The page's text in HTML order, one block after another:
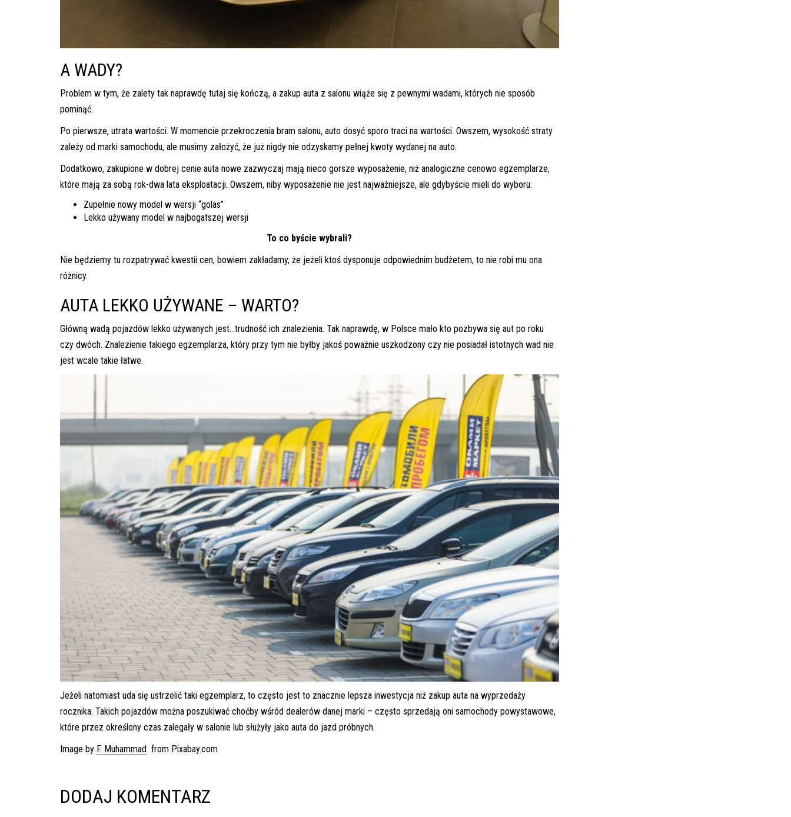
A WADY?
Problem w tym, że zalety tak naprawdę tutaj się kończą, a zakup auta z salonu wiąże się z pewnymi wadami, których nie sposób
pominąć.
Po pierwsze, utrata wartości. W momencie przekroczenia bram salonu, auto dosyć sporo traci na wartości. Owszem, wysokość straty
zależy od marki samochodu, ale musimy założyć, że już nigdy nie odzyskamy pełnej kwoty wydanej na auto.
Dodatkowo, zakupione w dobrej cenie auta nowe zazwyczaj mają nieco gorsze wyposażenie, niż analogiczne cenowo egzemplarze,
które mają za sobą rok-dwa lata eksploatacji. Owszem, niby wyposażenie nie jest najważniejsze, ale gdybyście mieli do wyboru:
Zupełnie nowy model w wersji “golas”
Lekko używany model w najbogatszej wersji
To co byście wybrali?
Nie będziemy tu rozpatrywać kwestii cen, bowiem zakładamy, że jeżeli ktoś dysponuje odpowiednim budżetem, to nie robi mu ona
różnicy.
AUTA LEKKO UŻYWANE – WARTO?
Główną wadą pojazdów lekko używanych jest…trudność ich znalezienia. Tak naprawdę, w Polsce mało kto pozbywa się aut po roku
czy dwóch. Znalezienie takiego egzemplarza, który przy tym nie byłby jakoś poważnie uszkodzony czy nie posiadał istotnych wad nie
jest wcale takie łatwe.
Jeżeli natomiast uda się ustrzelić taki egzemplarz, to często jest to znacznie lepsza inwestycja niż zakup auta na wyprzedaży
rocznika. Takich pojazdów można poszukiwać choćby wśród dealerów danej marki – często sprzedają oni samochody powystawowe,
które przez określony czas zalegały w salonie lub służyły jako auta do jazd próbnych.
Image by F. Muhammad from Pixabay.com
DODAJ KOMENTARZ